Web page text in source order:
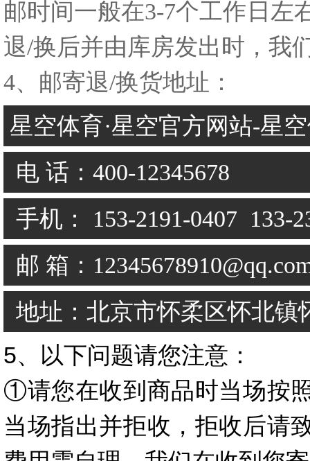
邮时间一般在3-7个工作日左
退/换后并由库房发出时，我
4、邮寄退/换货地址：
星空体育·星空官方网站-星
电 话：400-12345678
手机： 153-2191-0407 133-
邮 箱：
地址：北京市怀柔区怀北镇
5、以下问题请您注意：
①请您在收到商品时当场按
当场指出并拒收，拒收后请